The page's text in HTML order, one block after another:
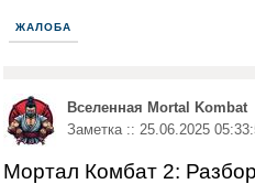
ЖАЛОБА
Вселенная Mortal Kombat
Заметка :: 25.06.2025
Мортал Комбат 2: